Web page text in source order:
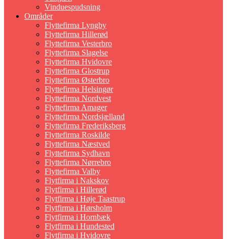
Vinduespudsning
Områder
Flyttefirma Lyngby
Flyttefirma Hillerød
Flyttefirma Vesterbro
Flyttefirma Slagelse
Flyttefirma Hvidovre
Flyttefirma Glostrup
Flyttefirma Østerbro
Flyttefirma Helsingør
Flyttefirma Nordvest
Flyttefirma Amager
Flyttefirma Nordsjælland
Flyttefirma Frederiksberg
Flyttefirma Roskilde
Flyttefirma Næstved
Flyttefirma Sydhavn
Flyttefirma Nørrebro
Flyttefirma Valby
Flytfirma i Nakskov
Flytfirma i Hillerød
Flytfirma i Høje Taastrup
Flytfirma i Hørsholm
Flytfirma i Hornbæk
Flytfirma i Hundested
Flytfirma i Hvidovre